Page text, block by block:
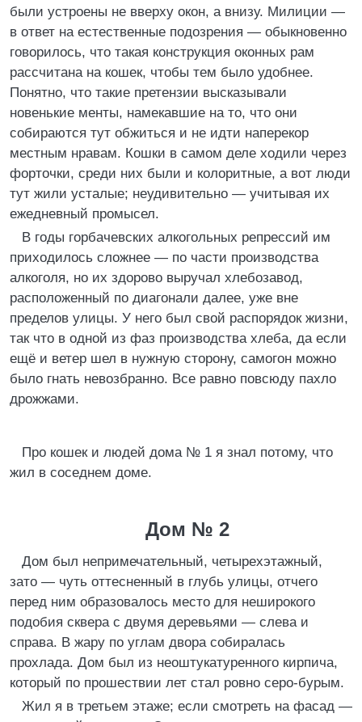
были устроены не вверху окон, а внизу. Милиции —
в ответ на естественные подозрения — обыкновенно
говорилось, что такая конструкция оконных рам
рассчитана на кошек, чтобы тем было удобнее.
Понятно, что такие претензии высказывали
новенькие менты, намекавшие на то, что они
собираются тут обжиться и не идти наперекор
местным нравам. Кошки в самом деле ходили через
форточки, среди них были и колоритные, а вот люди
тут жили усталые; неудивительно — учитывая их
ежедневный промысел.
В годы горбачевских алкогольных репрессий им
приходилось сложнее — по части производства
алкоголя, но их здорово выручал хлебозавод,
расположенный по диагонали далее, уже вне
пределов улицы. У него был свой распорядок жизни,
так что в одной из фаз производства хлеба, да если
ещё и ветер шел в нужную сторону, самогон можно
было гнать невозбранно. Все равно повсюду пахло
дрожжами.
Про кошек и людей дома № 1 я знал потому, что
жил в соседнем доме.
Дом № 2
Дом был непримечательный, четырехэтажный,
зато — чуть оттесненный в глубь улицы, отчего
перед ним образовалось место для неширокого
подобия сквера с двумя деревьями — слева и
справа. В жару по углам двора собиралась
прохлада. Дом был из неоштукатуренного кирпича,
который по прошествии лет стал ровно серо-бурым.
Жил я в третьем этаже; если смотреть на фасад —